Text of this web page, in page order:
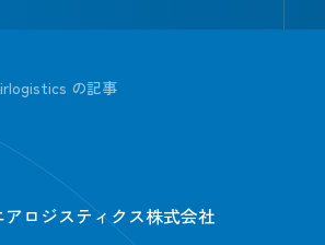
の記事
ロジスティクス株式会社